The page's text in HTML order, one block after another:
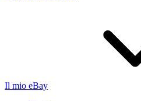
Il mio eBay